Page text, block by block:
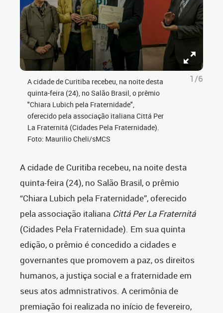
A cidade de Curitiba recebeu, na noite desta
quinta-feira (24), no Salão Brasil, o prêmio
"Chiara Lubich pela Fraternidade",
oferecido pela associação italiana Cittá Per
La Fraternitá (Cidades Pela Fraternidade).
Foto: Maurilio Cheli/sMCS
1/6
A cidade de Curitiba recebeu, na noite desta
quinta-feira (24), no Salão Brasil, o prêmio
“Chiara Lubich pela Fraternidade”, oferecido
pela associação italiana Cittá Per La Fraternitá
(Cidades Pela Fraternidade). Em sua quinta
edição, o prêmio é concedido a cidades e
governantes que promovem a paz, os direitos
humanos, a justiça social e a fraternidade em
seus atos admnistrativos. A cerimônia de
premiação foi realizada no início de fevereiro,